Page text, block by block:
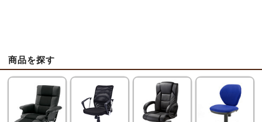
商品を探す